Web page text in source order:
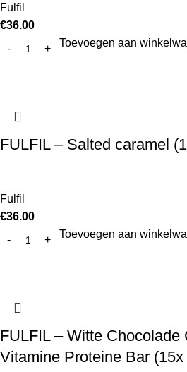
Fulfil
€36.00
Toevoegen aan
FULFIL – Salted caramel
Fulfil
€36.00
Toevoegen aan
FULFIL – Witte Chocolade
Vitamine Proteine Bar (15x